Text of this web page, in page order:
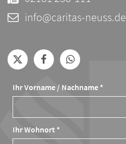
Ihr Vorname / Nachname *
Ihr Wohnort *
info@caritas-neuss.de